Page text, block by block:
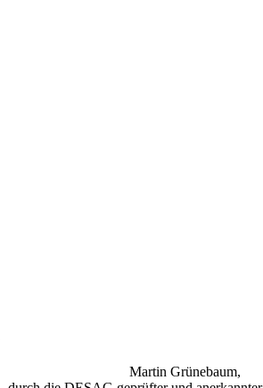
Martin Grünebaum,